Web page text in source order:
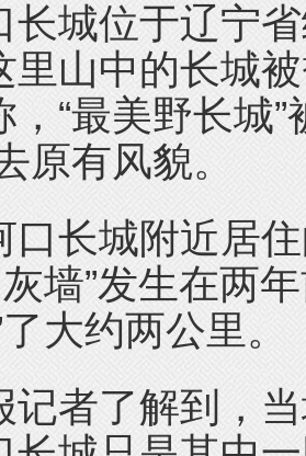
位于辽宁省
里山中的长城
，“最美野长城
原有风貌。
城附近居住
灰墙”发生在两
大约两公里。
了解到，当